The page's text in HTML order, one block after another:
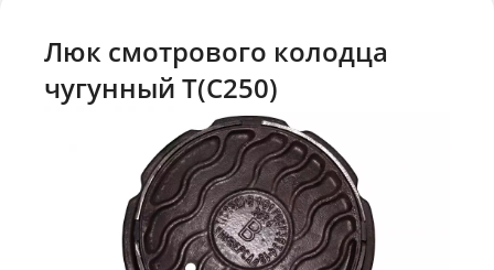
Люк смотрового колодца
чугунный Т(С250)